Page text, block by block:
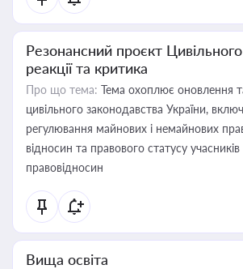
Резонансний проєкт
реакції та критика
Про що тема: Тема охоплює оновлення
цивільного законодавства України,
регулювання майнових і немайнових
відносин та правового статусу
правовідносин
Вища освіта